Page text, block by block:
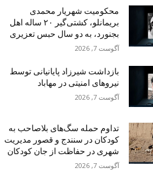
محکومیت شهریار محمدی
بریمانلو، کشتی‌گیر ۲۰ ساله اهل
بجنورد، به دو سال حبس تعزیری
آگوست 7, 2026
بازداشت شیرزاد پایانیانی توسط
نیروهای امنیتی در مهاباد
آگوست 7, 2026
تداوم حمله سگ‌های بلاصاحب به
کودکان در سنندج و قصور مدیریت
شهری در حفاظت از جان کودکان
آگوست 7, 2026